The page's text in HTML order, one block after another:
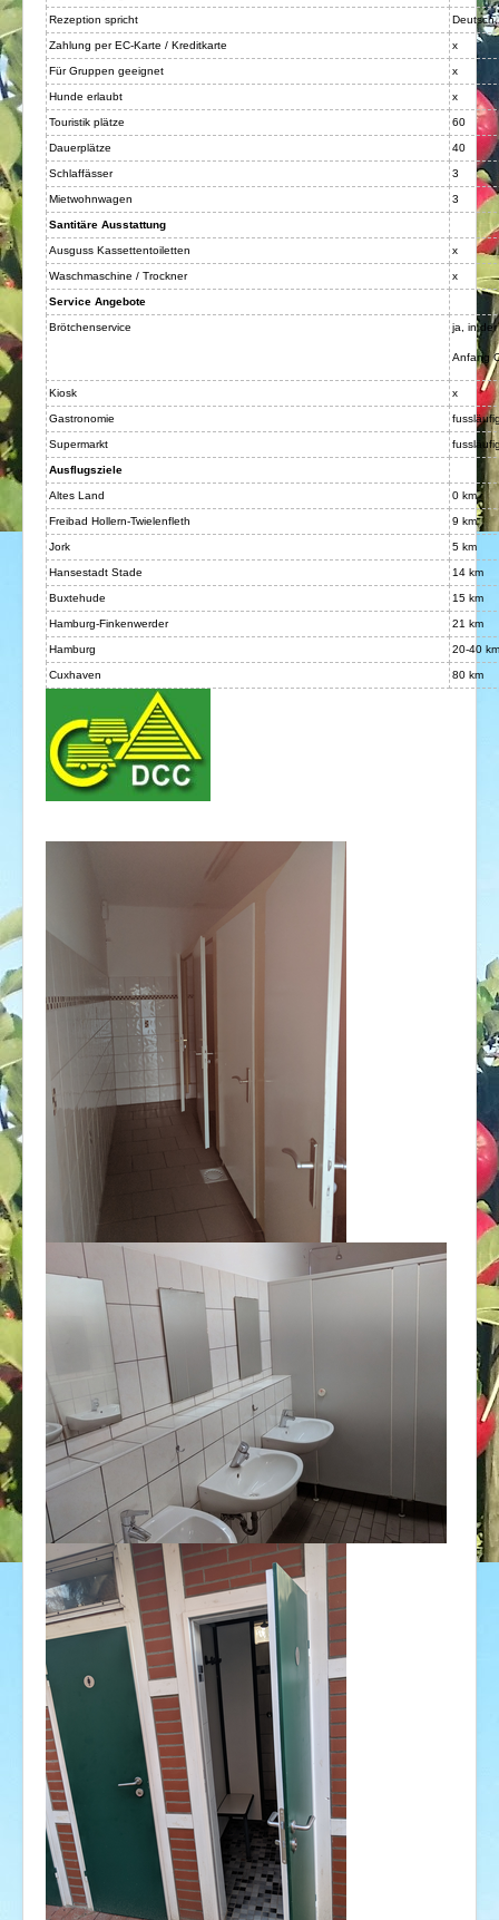
Stellenangebote
Rezeption spricht
Zahlung per EC-Karte / Kreditkarte x
Für Gruppen geeignet x
Hunde erlaubt x
Touristik plätze 60
Dauerplätze 40
Schlaffässer 3
Mietwohnwagen 3
Santitäre Ausstattung
Ausguss Kassettentoiletten x
Waschmaschine / Trockner x
Service Angebote
Brötchenservice ja, in der
Anfang
Kiosk x
Gastronomie
Supermarkt
Ausflugsziele
Altes Land 0 km
Freibad Hollern-Twielenfleth 9 km
Jork 5 km
Hansestadt Stade 14 km
Buxtehude 15 km
Hamburg-Finkenwerder 21 km
Hamburg 20-40
Cuxhaven 80 km